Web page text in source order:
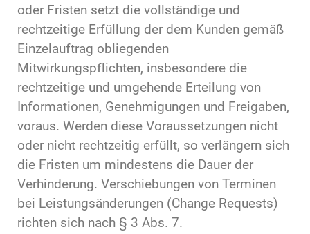
oder Fristen setzt die vollständige und
rechtzeitige Erfüllung der dem Kunden gemäß
Einzelauftrag obliegenden
Mitwirkungspflichten, insbesondere die
rechtzeitige und umgehende Erteilung von
Informationen, Genehmigungen und Freigaben,
voraus. Werden diese Voraussetzungen nicht
oder nicht rechtzeitig erfüllt, so verlängern sich
die Fristen um mindestens die Dauer der
Verhinderung. Verschiebungen von Terminen
bei Leistungsänderungen (Change Requests)
richten sich nach § 3 Abs. 7.